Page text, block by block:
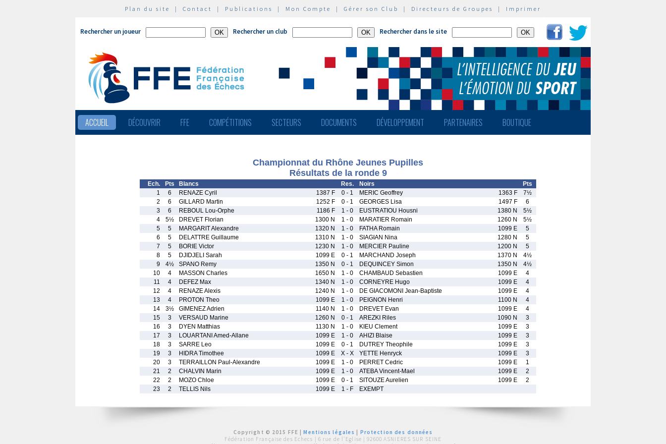
Plan du site | Contact | Publications | Mon Compte | Gérer son Club | Directeurs de Groupes | Imprimer
Rechercher un joueur Rechercher un club Rechercher dans le site
ACCUEIL DÉCOUVRIR FFE COMPÉTITIONS SECTEURS DOCUMENTS DÉVELOPPEMENT PARTENAIRES BOUTIQUE
Championnat du Rhône Jeunes Pupilles
Résultats de la ronde 9
Ech. Pts Blancs Res. Noirs
Pts
1
6 RENAZE Cyril 1387 F 0 - 1 MERIC Geoffrey 1363 F
7½
2
6 GILLARD Martin 1252 F 0 - 1 GEORGES Lisa 1497 F
6
3
6 REBOUL Lou-Orphe 1186 F 1 - 0 EUSTRATIOU Housni 1380 N
5½
4
5½ DREVET Florian 1300 N 1 - 0 MARATIER Romain 1260 N
5½
5
5 MARGARIT Alexandre 1320 N 1 - 0 FATHA Romain 1099 E
5
6
5 DELATTRE Guillaume 1310 N 1 - 0 SIAGIAN Nina 1280 N
5
7
5 BORIE Victor 1230 N 1 - 0 MERCIER Pauline 1200 N
5
8
5 DJIDJELI Sarah 1099 E 0 - 1 MARCHAND Joseph 1370 N
4½
9
4½ SPANO Remy 1350 N 0 - 1 DEQUINCEY Simon 1350 N
4½
10
4 MASSON Charles 1650 N 1 - 0 CHAMBAUD Sebastien 1099 E
4
11
4 DEFEZ Max 1340 N 1 - 0 CORNEYRE Hugo 1099 E
4
12
4 RENAZE Alexis 1240 N 1 - 0 DE GIACOMONI Jean-Baptiste 1099 E
4
13
4 PROTON Theo 1099 E 1 - 0 PEIGNON Henri 1100 N
4
14
3½ GIMENEZ Adrien 1140 N 1 - 0 DREVET Evan 1099 E
4
15
3 VERSAUD Marine 1260 N 0 - 1 AREZKI Riles 1090 N
3
16
3 DYEN Matthias 1130 N 1 - 0 KIEU Clement 1099 E
3
17
3 LOUARTANI Amed-Allane 1099 E 1 - 0 AHIZI Blaise 1099 E
3
18
3 SARRE Leo 1099 E 0 - 1 DUTREY Theophile 1099 E
3
19
3 HIDRA Timothee 1099 E X - X YETTE Henryck 1099 E
3
20
3 TERRAILLON Paul-Alexandre 1099 E 1 - 0 PERRET Cedric 1099 E
1
21
2 CHALVIN Marin 1099 E 1 - 0 ATEBA Vincent-Mael 1099 E
2
22
2 MOZO Chloe 1099 E 0 - 1 SITOUZE Aurelien 1099 E
2
23
2 TELLIS Nils 1099 E 1 - F EXEMPT
Copyright © 2015 FFE |Mentions légales
Protection des données
Fédération Française des Echecs | 6 rue de l'Eglise | 92600 ASNIERES SUR SEINE